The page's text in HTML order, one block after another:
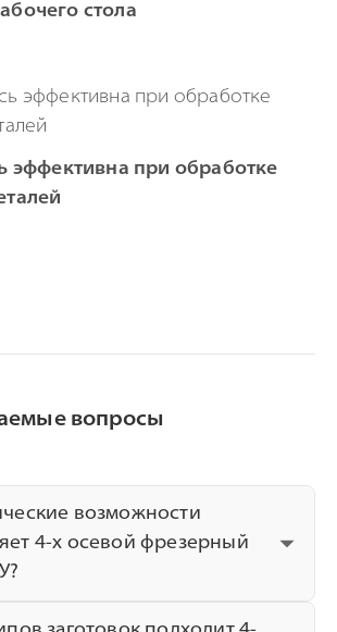
стола
эффективна при обработке
вопросы
возможности
4-х осевой фрезерный